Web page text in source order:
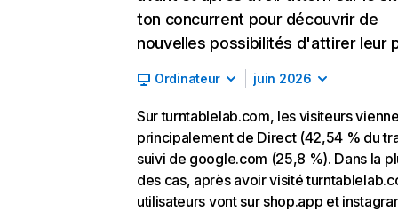
ton concurrent pour découvrir de
nouvelles possibilités d'attirer leur
Ordinateur juin 2026
Sur turntablelab.com, les visiteurs
principalement de Direct (42,54 % du
suivi de google.com (25,8 %). Dans la
des cas, après avoir visité
utilisateurs vont sur shop.app et